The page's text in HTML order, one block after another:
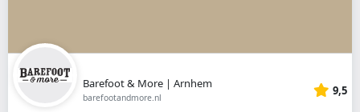
Barefoot & More | Arnhem
barefootandmore.nl 9,5